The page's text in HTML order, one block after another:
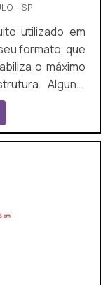
- SP
utilizado em
formato, que
o máximo
Alguns,
para itens
a seguir
Teme
e auxílio na
e trazer a